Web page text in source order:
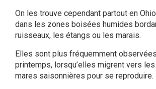
On les trouve cependant partout en
dans les zones boisées humides
ruisseaux, les étangs ou les marais.
Elles sont plus fréquemment
printemps, lorsqu’elles migrent vers
mares saisonnières pour se reproduire.